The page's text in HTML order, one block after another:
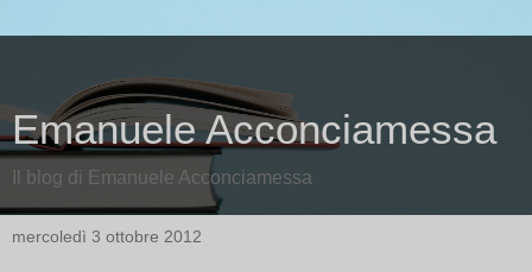
Emanuele Acconciamessa
Il blog di Emanuele Acconciamessa
mercoledì 3 ottobre 2012